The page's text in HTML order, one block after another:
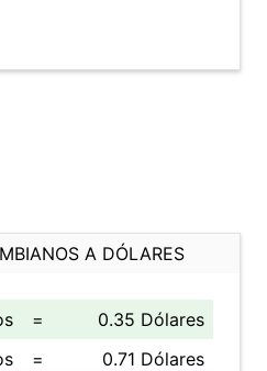
A DÓLARES
=
0.35 Dólares
=
0.71 Dólares